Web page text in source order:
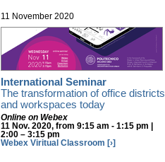
11 November 2020
International Seminar
The transformation of office districts
and workspaces today
Online on Webex
11 Nov. 2020, from 9:15 am - 1:15 pm |
2:00 – 3:15 pm
Webex Viritual Classroom [›]